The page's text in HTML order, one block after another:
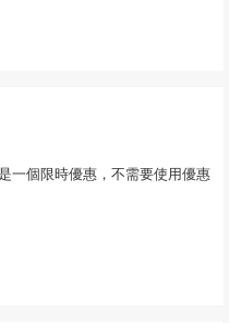
一個限時優惠，不需要使用優惠